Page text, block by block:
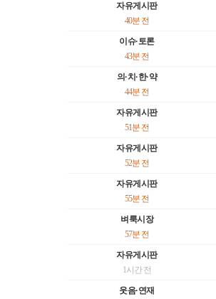
자유게시판
40분 전
이슈·토론
43분 전
의·치·한·약
44분 전
자유게시판
51분 전
자유게시판
52분 전
자유게시판
55분 전
벼룩시장
57분 전
자유게시판
1시간 전
웃음·연재